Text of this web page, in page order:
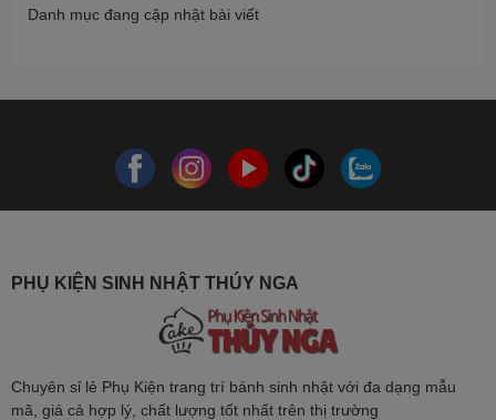
Danh mục đang cập nhật bài viết
PHỤ KIỆN SINH NHẬT THÚY NGA
Chuyên sỉ lẻ Phụ Kiện trang trí bánh sinh nhật với đa dạng mẫu
mã, giá cả hợp lý, chất lượng tốt nhất trên thị trường